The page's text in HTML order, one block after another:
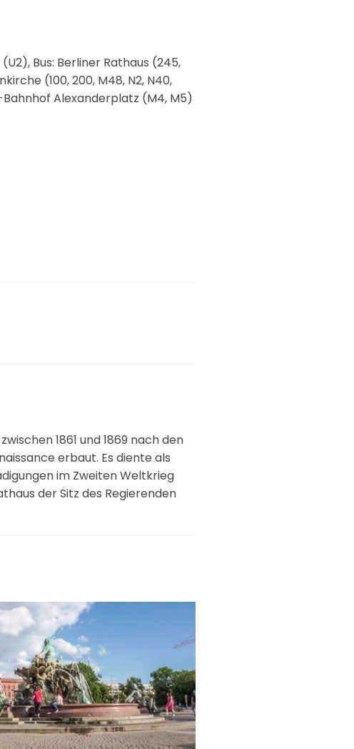
Bus: Berliner Rathaus (245,
(100, 200, M48, N2, N40,
Bahnhof Alexanderplatz (M4, M5)
1861 und 1869 nach den
erbaut. Es diente als
im Zweiten Weltkrieg
der Sitz des Regierenden
größer